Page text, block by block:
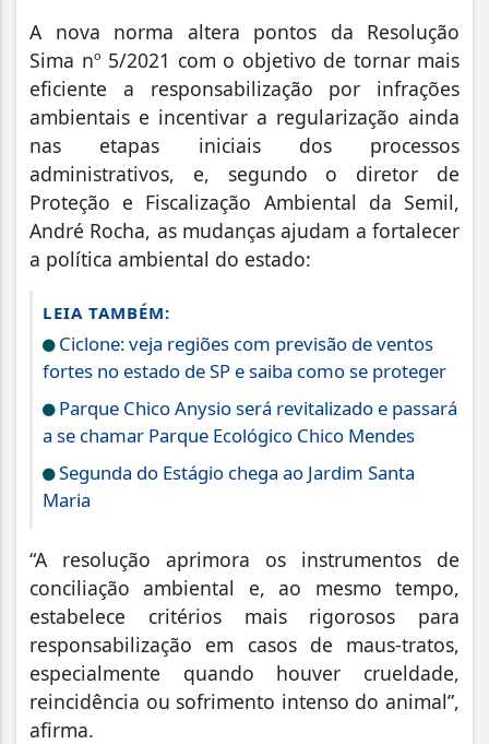
A nova norma altera pontos da Resolução
Sima nº 5/2021 com o objetivo de tornar mais
eficiente a responsabilização por infrações
ambientais e incentivar a regularização ainda
nas etapas iniciais dos processos
administrativos, e, segundo o diretor de
Proteção e Fiscalização Ambiental da Semil,
André Rocha, as mudanças ajudam a fortalecer
a política ambiental do estado:
LEIA TAMBÉM:
Ciclone: veja regiões com previsão de ventos
fortes no estado de SP e saiba como se proteger
Parque Chico Anysio será revitalizado e passará
a se chamar Parque Ecológico Chico Mendes
Segunda do Estágio chega ao Jardim Santa
Maria
“A resolução aprimora os instrumentos de
conciliação ambiental e, ao mesmo tempo,
estabelece critérios mais rigorosos para
responsabilização em casos de maus-tratos,
especialmente quando houver crueldade,
reincidência ou sofrimento intenso do animal”,
afirma.